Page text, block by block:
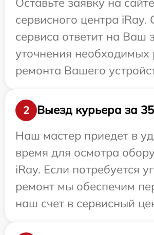
сервисного центра iRay.
сервиса ответит на Ваш
уточнения необходимых
ремонта Вашего
2
Выезд курьера за
Наш мастер приедет в
время для осмотра
iRay. Если потребуется
ремонт мы обеспечим
наш счет в сервисный